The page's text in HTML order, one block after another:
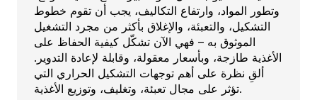
وتطور المواد، وارتفاع التكاليف، يجب أن تقوم خطوط
التشكيل، والتعبئة، والإغلاق بأكثر من مجرد التشغيل
الموثوق به – فهي الآن تشكّل كيفية الحفاظ على
الأغذية طازجة، وبأسعار معقولة، وقابلة لإعادة التدوير.
ألقِ نظرة على أهم توجهات التشكيل الحراري التي
تؤثر على مجال تعبئة، وتغليف، وتوزيع الأغذية.